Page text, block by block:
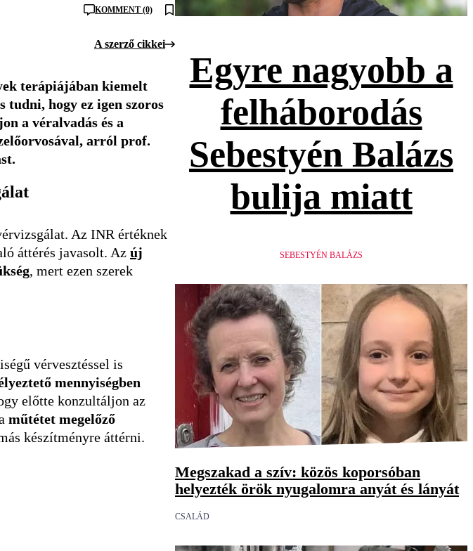
KOMMENT (0)
A szerző cikkei
terápiájában kiemelt
tudni, hogy ez igen szoros
a véralvadás és a
arról prof.
Az INR értéknek
áttérés javasolt. Az új
, mert ezen szerek
vérvesztéssel is
mennyiségben
előtte konzultáljon az
műtétet megelőző
készítményre áttérni.
Egyre nagyobb a
felháborodás
Sebestyén Balázs
bulija miatt
SEBESTYÉN BALÁZS
Megszakad a szív: közös koporsóban
helyezték örök nyugalomra anyát és lányát
CSALÁD